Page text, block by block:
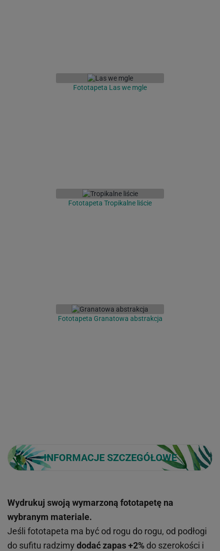
Fototapeta Las we mgle
Fototapeta Tropikalne liście
Fototapeta Granatowa abstrakcja
INFORMACJE SZCZEGÓŁOWE
Wydrukuj swoją wymarzoną fototapetę na
wybranym materiale.
Jeśli fototapeta ma być od rogu do rogu, od podłogi
do sufitu radzimy dodać zapas +2% do szerokości i